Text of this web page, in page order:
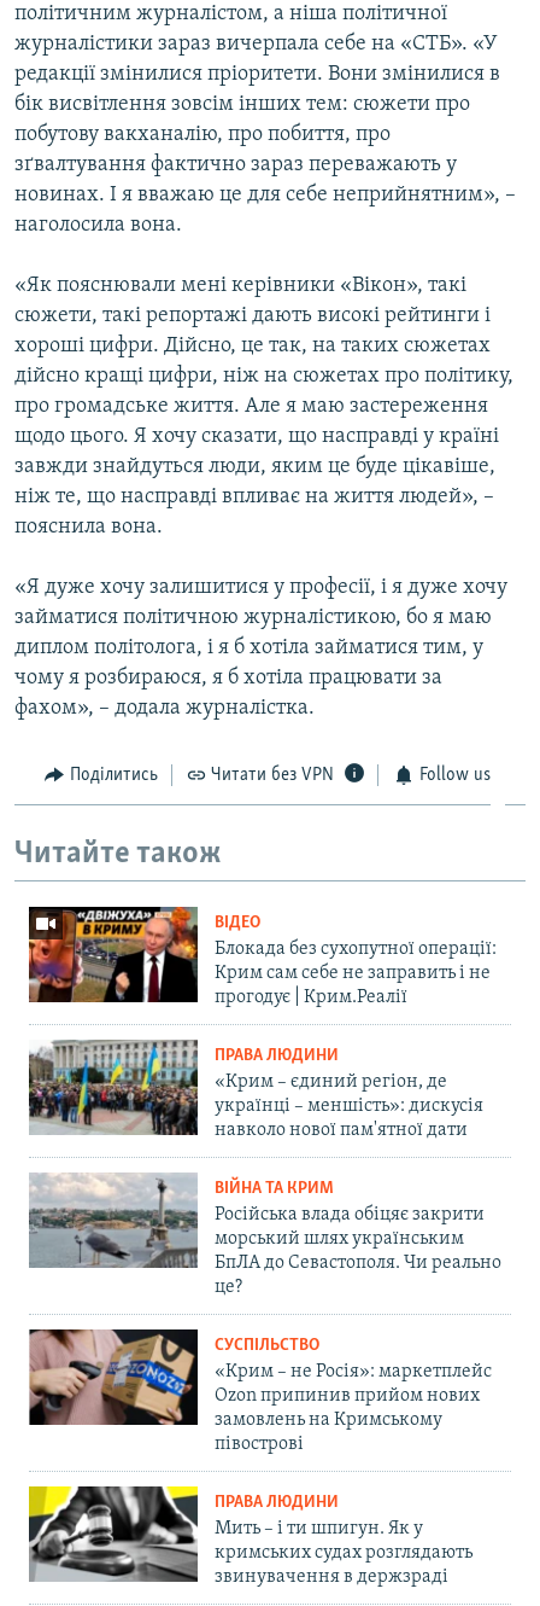
політичним журналістом, а ніша політичної
журналістики зараз вичерпала себе на «СТБ». «У
редакції змінилися пріоритети. Вони змінилися в
бік висвітлення зовсім інших тем: сюжети про
побутову вакханалію, про побиття, про
зґвалтування фактично зараз переважають у
новинах. І я вважаю це для себе неприйнятним», –
наголосила вона.
«Як пояснювали мені керівники «Вікон», такі
сюжети, такі репортажі дають високі рейтинги і
хороші цифри. Дійсно, це так, на таких сюжетах
дійсно кращі цифри, ніж на сюжетах про політику,
про громадське життя. Але я маю застереження
щодо цього. Я хочу сказати, що насправді у країні
завжди знайдуться люди, яким це буде цікавіше,
ніж те, що насправді впливає на життя людей», –
пояснила вона.
«Я дуже хочу залишитися у професії, і я дуже хочу
займатися політичною журналістикою, бо я маю
диплом політолога, і я б хотіла займатися тим, у
чому я розбираюся, я б хотіла працювати за
фахом», – додала журналістка.
Поділитись Читати без VPN Follow us
Читайте також
ВІДЕО
Блокада без сухопутної операції:
Крим сам себе не заправить і не
прогодує | Крим.Реалії
ПРАВА ЛЮДИНИ
«Крим – єдиний регіон, де
українці – меншість»: дискусія
навколо нової пам'ятної дати
ВІЙНА ТА КРИМ
Російська влада обіцяє закрити
морський шлях українським
БпЛА до Севастополя. Чи реально
це?
СУСПІЛЬСТВО
«Крим – не Росія»: маркетплейс
Ozon припинив прийом нових
замовлень на Кримському
півострові
ПРАВА ЛЮДИНИ
Мить – і ти шпигун. Як у
кримських судах розглядають
звинувачення в держзраді